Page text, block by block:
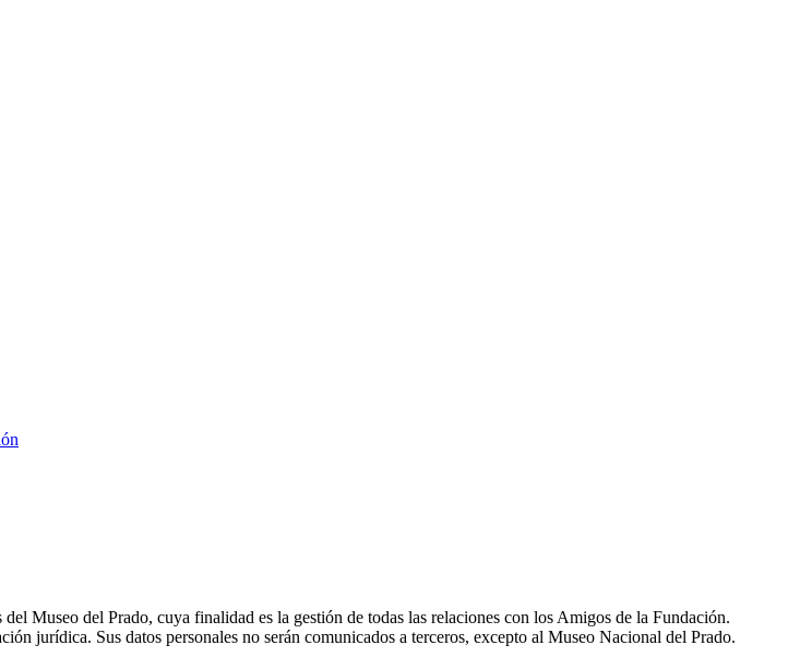
Museo del Prado, cuya finalidad es la gestión de todas las relaciones con los Amigos de la Fundación.
jurídica. Sus datos personales no serán comunicados a terceros, excepto al Museo Nacional del Prado.